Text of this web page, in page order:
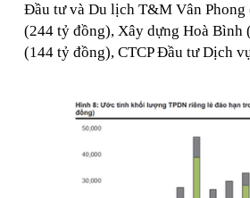
Đầu tư và Du lịch T&M Vân Phong
(244 tỷ đồng), Xây dựng Hoà Bình
(144 tỷ đồng), CTCP Đầu tư Dịch